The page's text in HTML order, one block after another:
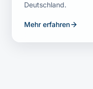
Deutschland.
Mehr erfahren